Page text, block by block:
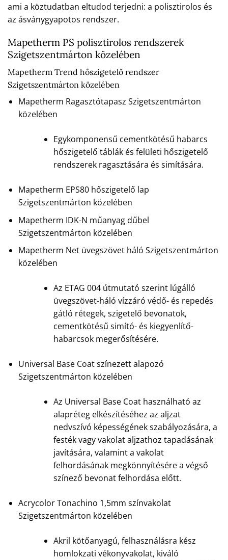
ami a köztudatban eltudod terjedni: a polisztirolos és
az ásványgyapotos rendszer.
Mapetherm PS polisztirolos rendszerek
Szigetszentmárton közelében
Mapetherm Trend hőszigetelő rendszer
Szigetszentmárton közelében
Mapetherm Ragasztótapasz Szigetszentmárton
közelében
Egykomponensű cementkötésű habarcs
hőszigetelő táblák és felületi hőszigetelő
rendszerek ragasztására és simítására.
Mapetherm EPS80 hőszigetelő lap
Szigetszentmárton közelében
Mapetherm IDK-N műanyag dűbel
Szigetszentmárton közelében
Mapetherm Net üvegszövet háló Szigetszentmárton
közelében
Az ETAG 004 útmutató szerint lúgálló
üvegszövet-háló vízzáró védő- és repedés
gátló rétegek, szigetelő bevonatok,
cementkötésű simító- és kiegyenlítő-
habarcsok megerősítésére.
Universal Base Coat színezett alapozó
Szigetszentmárton közelében
Az Universal Base Coat használható az
alapréteg elkészítéséhez az aljzat
nedvszívó képességének szabályozására, a
festék vagy vakolat aljzathoz tapadásának
javítására, valamint a vakolat
felhordásának megkönnyítésére a végső
színező bevonat felhordása előtt.
Acrycolor Tonachino 1,5mm színvakolat
Szigetszentmárton közelében
Akril kötőanyagú, felhasználásra kész
homlokzati vékonyvakolat, kiváló